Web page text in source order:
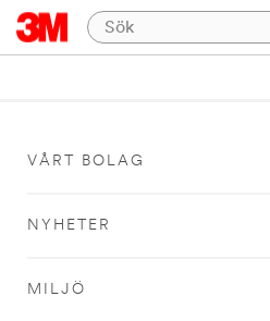
VÅRT BOLAG
NYHETER
MILJÖ